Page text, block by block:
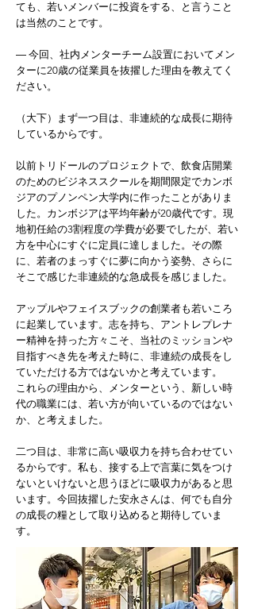
ても、若いメンバーに投資をする、と言うこと
は当然のことです。
― 今回、社内メンターチーム設置においてメン
ターに20歳の従業員を抜擢した理由を教えてく
ださい。
（大下）まず一つ目は、非連続的な成長に期待
しているからです。
以前トリドールのプロジェクトで、飲食店開業
のためのビジネススクールを期間限定でカンボ
ジアのプノンペン大学内に作ったことがありま
した。カンボジアは平均年齢が20歳代です。現
地初任給の3割程度の学費が必要でしたが、若い
方を中心にすぐに定員に達しました。その際
に、若者のまっすぐに夢に向かう姿勢、さらに
そこで感じた非連続的な急成長を感じました。
アップルやフェイスブックの創業者も若いころ
に起業しています。志を持ち、アントレプレナ
ー精神を持った方々こそ、当社のミッションや
目指すべき先を考えた時に、非連続の成長をし
ていただける方ではないかと考えています。
これらの理由から、メンターという、新しい時
代の職業には、若い方が向いているのではない
か、と考えました。
二つ目は、非常に高い吸収力を持ち合わせてい
るからです。私も、接する上で言葉に気をつけ
ないといけないと思うほどに吸収力があると思
います。今回抜擢した安永さんは、何でも自分
の成長の糧として取り込めると期待していま
す。